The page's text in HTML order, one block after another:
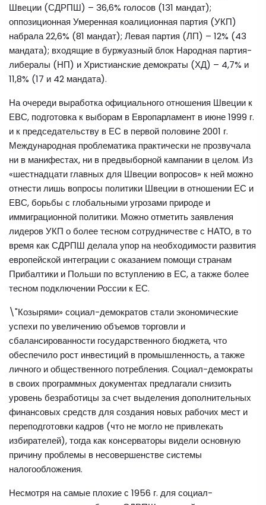
Швеции (СДРПШ) – 36,6% голосов (131 мандат);
оппозиционная Умеренная коалиционная партия (УКП)
набрала 22,6% (81 мандат); Левая партия (ЛП) – 12% (43
мандата); входящие в буржуазный блок Народная партия-
либералы (НП) и Христианские демократы (ХД) – 4,7% и
11,8% (17 и 42 мандата).
На очереди выработка официального отношения Швеции к
ЕВС, подготовка к выборам в Европарламент в июне 1999 г.
и к председательству в ЕС в первой половине 2001 г.
Международная проблематика практически не прозвучала
ни в манифестах, ни в предвыборной кампании в целом. Из
«шестнадцати главных для Швеции вопросов» к ней можно
отнести лишь вопросы политики Швеции в отношении ЕС и
ЕВС, борьбы с глобальными угрозами природе и
иммиграционной политики. Можно отметить заявления
лидеров УКП о более тесном сотрудничестве с НАТО, в то
время как СДРПШ делала упор на необходимости развития
европейской интеграции с оказанием помощи странам
Прибалтики и Польши по вступлению в ЕС, а также более
тесном подключении России к ЕС.
\"Козырями» социал-демократов стали экономические
успехи по увеличению объемов торговли и
сбалансированности государственного бюджета, что
обеспечило рост инвестиций в промышленность, а также
личного и общественного потребления. Социал-демократы
в своих программных документах предлагали снизить
уровень безработицы за счет выделения дополнительных
финансовых средств для создания новых рабочих мест и
переподготовки кадров (что не могло не привлекать
избирателей), тогда как консерваторы видели основную
причину проблемы в несовершенстве системы
налогообложения.
Несмотря на самые плохие с 1956 г. для социал-